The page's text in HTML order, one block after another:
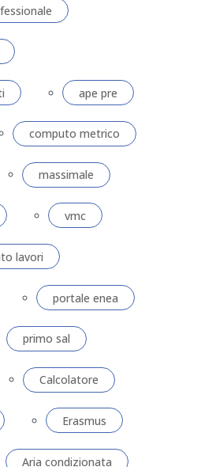
ape pre
computo metrico
massimale
vmc
lavori
portale enea
primo sal
Calcolatore
Erasmus
Aria condizionata